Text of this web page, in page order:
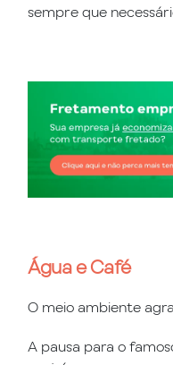
sempre que
Água e Café
O meio ambiente
A pausa para o